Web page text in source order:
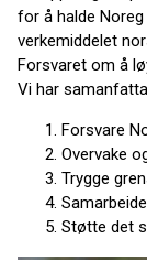
for å halde
verkemiddelet
Forsvaret om å
Vi har
Forsvare
Overvake
Trygge
Støtte det